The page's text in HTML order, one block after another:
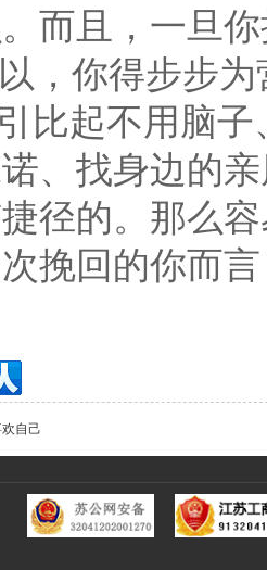
而且，一旦
，你得步步为
比起不用脑
、找身边的
径的。那么
挽回的你而
自己